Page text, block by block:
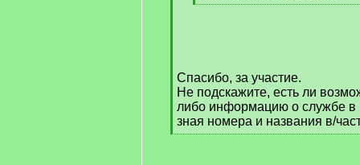
[
Спасибо, за участие.
Не подскажите, есть ли
либо информацию о службе в
зная номера и названия в/
[